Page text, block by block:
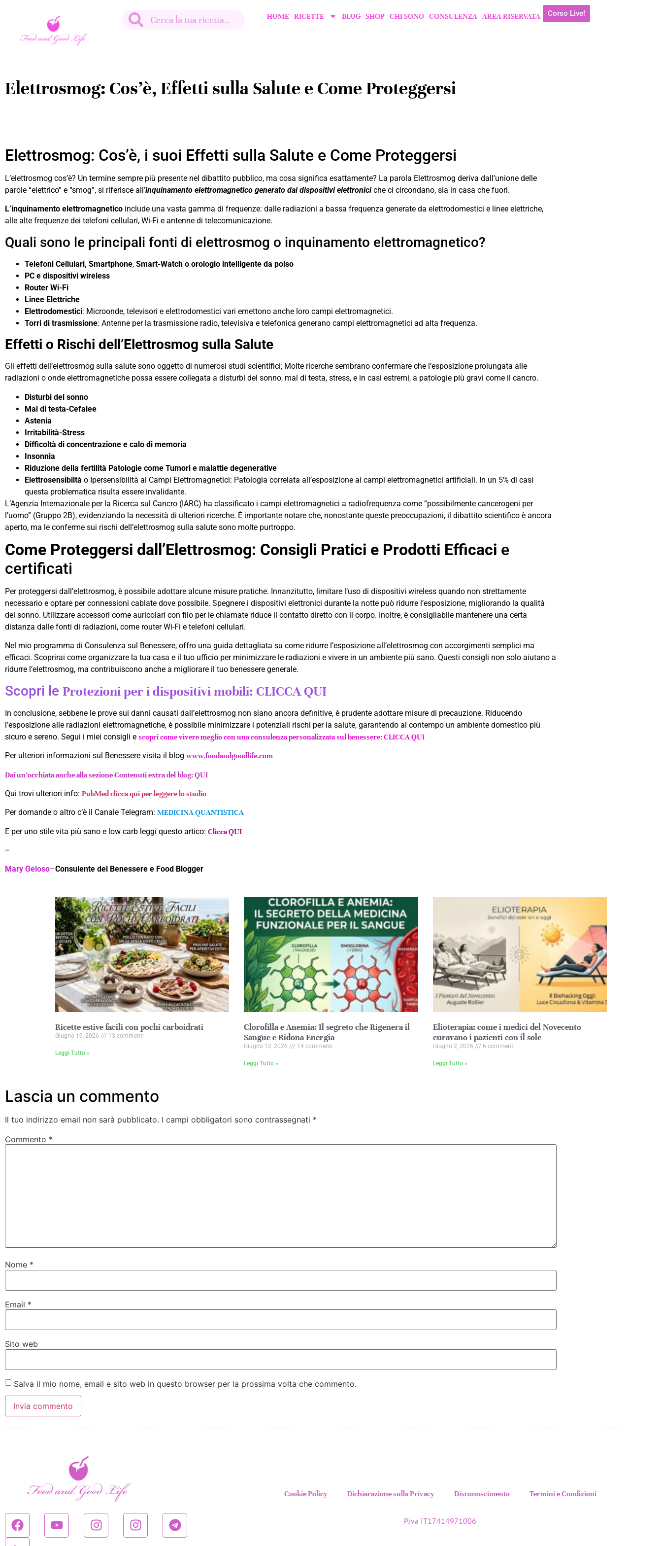
HOME RICETTE BLOG SHOP CHI SONO CONSULENZA AREA RISERVATA Corso Live!
Elettrosmog: Cos’è, Effetti sulla Salute e Come Proteggersi
Elettrosmog: Cos’è, i suoi Effetti sulla Salute e Come Proteggersi
L’elettrosmog cos’è? Un termine sempre più presente nel dibattito pubblico, ma cosa significa esattamente? La parola Elettrosmog deriva dall’unione delle
parole “elettrico” e “smog”, si riferisce all’inquinamento elettromagnetico generato dai dispositivi elettroniciche ci circondano, sia in casa che fuori.
L’inquinamento elettromagnetico include una vasta gamma di frequenze: dalle radiazioni a bassa frequenza generate da elettrodomestici e linee elettriche,
alle alte frequenze dei telefoni cellulari, Wi-Fi e antenne di telecomunicazione.
Quali sono le principali fonti di elettrosmog o inquinamento elettromagnetico?
Telefoni Cellulari, Smartphone, Smart-Watch o orologio intelligente da polso
PC e dispositivi wireless
Router Wi-Fi
Linee Elettriche
Elettrodomestici: Microonde, televisori e elettrodomestici vari emettono anche loro campi elettromagnetici.
Torri di trasmissione: Antenne per la trasmissione radio, televisiva e telefonica generano campi elettromagnetici ad alta frequenza.
Effetti o Rischi dell’Elettrosmog sulla Salute
Gli effetti dell’elettrosmog sulla salute sono oggetto di numerosi studi scientifici; Molte ricerche sembrano confermare che l’esposizione prolungata alle
radiazioni o onde elettromagnetiche possa essere collegata a disturbi del sonno, mal di testa, stress, e in casi estremi, a patologie più gravi come il cancro.
Disturbi del sonno
Mal di testa-Cefalee
Astenia
Irritabilità-Stress
Difficoltà di concentrazione e calo di memoria
Insonnia
Riduzione della fertilità Patologie come Tumori e malattie degenerative
Elettrosensibiltà o Ipersensibilità ai Campi Elettromagnetici: Patologia correlata all’esposizione ai campi elettromagnetici artificiali. In un 5% di casi
questa problematica risulta essere invalidante.
L’Agenzia Internazionale per la Ricerca sul Cancro (IARC) ha classificato i campi elettromagnetici a radiofrequenza come “possibilmente cancerogeni per
l’uomo” (Gruppo 2B), evidenziando la necessità di ulteriori ricerche. È importante notare che, nonostante queste preoccupazioni, il dibattito scientifico è ancora
aperto, ma le conferme sui rischi dell’elettrosmog sulla salute sono molte purtroppo.
Come Proteggersi dall’Elettrosmog: Consigli Pratici e Prodotti Efficaci e
certificati
Per proteggersi dall’elettrosmog, è possibile adottare alcune misure pratiche. Innanzitutto, limitare l’uso di dispositivi wireless quando non strettamente
necessario e optare per connessioni cablate dove possibile. Spegnere i dispositivi elettronici durante la notte può ridurre l’esposizione, migliorando la qualità
del sonno. Utilizzare accessori come auricolari con filo per le chiamate riduce il contatto diretto con il corpo. Inoltre, è consigliabile mantenere una certa
distanza dalle fonti di radiazioni, come router Wi-Fi e telefoni cellulari.
Nel mio programma di Consulenza sul Benessere, offro una guida dettagliata su come ridurre l’esposizione all’elettrosmog con accorgimenti semplici ma
efficaci. Scoprirai come organizzare la tua casa e il tuo ufficio per minimizzare le radiazioni e vivere in un ambiente più sano. Questi consigli non solo aiutano a
ridurre l’elettrosmog, ma contribuiscono anche a migliorare il tuo benessere generale.
Scopri le Protezioni per i dispositivi mobili: CLICCA QUI
In conclusione, sebbene le prove sui danni causati dall’elettrosmog non siano ancora definitive, è prudente adottare misure di precauzione. Riducendo
l’esposizione alle radiazioni elettromagnetiche, è possibile minimizzare i potenziali rischi per la salute, garantendo al contempo un ambiente domestico più
sicuro e sereno. Segui i miei consigli e scopri come vivere meglio con una consulenza personalizzata sul benessere: CLICCA QUI
Per ulteriori informazioni sul Benessere visita il blogwww.foodandgoodlife.com
Dai un’occhiata anche alla sezione Contenuti extra del blog: QUI
Qui trovi ulteriori info: PubMed clicca qui per leggere lo studio
Per domande o altro c’è il Canale Telegram: MEDICINA QUANTISTICA
E per uno stile vita più sano e low carb leggi questo artico: Clicca QUI
–
Mary Geloso–Consulente del Benessere e Food Blogger
Ricette estive facili con pochi carboidrati
Giugno 19, 2026 13 commenti
Leggi Tutto »
Clorofilla e Anemia: Il segreto che Rigenera il
Sangue e Ridona Energia
Giugno 12, 2026 14 commenti
Leggi Tutto »
Elioterapia: come i medici del Novecento
curavano i pazienti con il sole
Giugno 2, 2026 6 commenti
Leggi Tutto »
Lascia un commento
Il tuo indirizzo email non sarà pubblicato. I campi obbligatori sono contrassegnati *
Commento *
Nome *
Email *
Sito web
Salva il mio nome, email e sito web in questo browser per la prossima volta che commento.
Cookie Policy Dichiarazione sulla Privacy Disconoscimento Termini e Condizioni
P.iva IT17414971006